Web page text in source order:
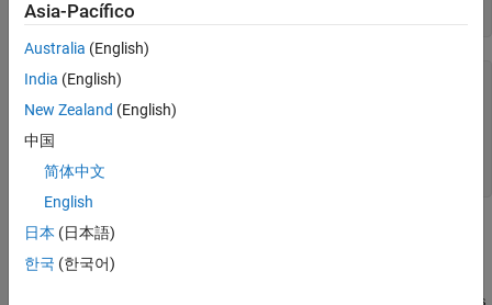
M = readmatrix(
M = 3×4
   72.9000   81.9000   25.2000   86.4000
   81.0000   56.7000   49.5000   14.4000
Importe solo la parte rectangular de los datos a partir de la
primera fila y la tercera columna del archivo. Cree un objeto de
opciones de importación y especifique las columnas y filas que
SelectedVariableNames
Asia-Pacífico
Australia (English)
India (English)
New Zealand (English)
中国
简体中文
English
日本 (日本語)
한국 (한국어)